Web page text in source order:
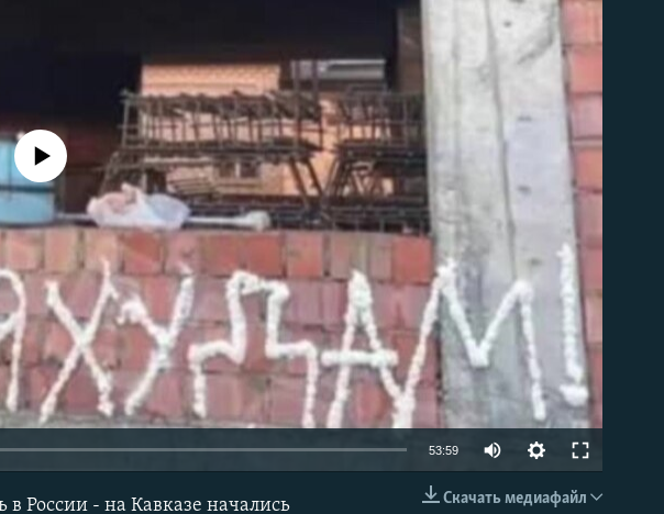
currently available
53:59
Скачать медиафайл
России - на Кавказе начались